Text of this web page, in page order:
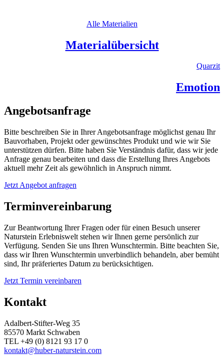
Alle Materialien
Materialübersicht
Quarzit
Emotion
Angebotsanfrage
Bitte beschreiben Sie in Ihrer Angebotsanfrage möglichst genau Ihr
Bauvorhaben, Projekt oder gewünschtes Produkt und wie wir Sie
unterstützen dürfen. Bitte haben Sie Verständnis dafür, dass wir jede
Anfrage genau bearbeiten und dass die Erstellung Ihres Angebots
aktuell mehr Zeit als gewöhnlich in Anspruch nimmt.
Jetzt Angebot anfragen
Terminvereinbarung
Zur Beantwortung Ihrer Fragen oder für einen Besuch unserer
Naturstein Erlebniswelt stehen wir Ihnen gerne persönlich zur
Verfügung. Senden Sie uns Ihren Wunschtermin. Bitte beachten Sie,
dass wir Ihren Wunschtermin unverbindlich behandeln, aber bemüht
sind, Ihr präferiertes Datum zu berücksichtigen.
Jetzt Termin vereinbaren
Kontakt
Adalbert-Stifter-Weg 35
85570 Markt Schwaben
TEL +49 (0) 8121 93 17 0
kontakt@huber-naturstein.com